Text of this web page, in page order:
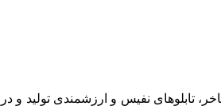
نفیس و ارزشمندی تولید و در